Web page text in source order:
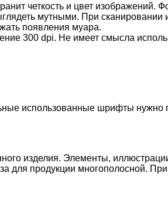
четкость и цвет
мутными. При
появления муара.
300 dpi. Не имеет смысла
использованные шрифты нужно
изделия. Элементы,
для продукции многополосной.